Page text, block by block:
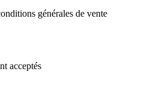
générales de vente
acceptés